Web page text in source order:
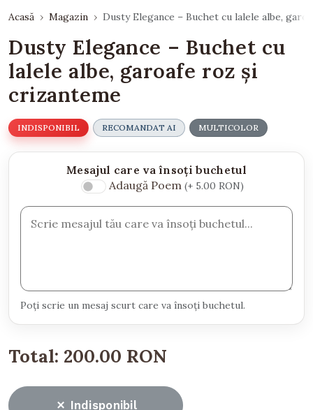
Acasă Magazin Dusty Elegance – Buchet cu lalele albe,
Dusty Elegance – Buchet cu
lalele albe, garoafe roz și
crizanteme
INDISPONIBIL RECOMANDAT AI MULTICOLOR
Mesajul care va însoți buchetul
Adaugă Poem (+ 5.00 RON)
Poți scrie un mesaj scurt care va însoți buchetul.
Total: 200.00 RON
Indisponibil